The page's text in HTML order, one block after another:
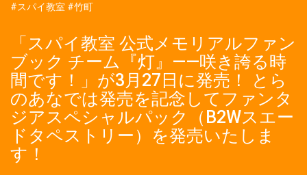
#スパイ教室 #竹町
「スパイ教室 公式メモリアルファン
ブック チーム『灯』――咲き誇る時
間です！」が3月27日に発売！ とら
のあなでは発売を記念してファンタ
ジアスペシャルパック（B2Wスエー
ドタペストリー）を発売いたしま
す！